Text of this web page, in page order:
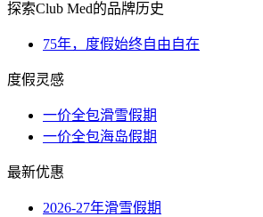
探索Club Med的品牌历史
75年，度假始终自由自在
度假灵感
一价全包滑雪假期
一价全包海岛假期
最新优惠
2026-27年滑雪假期